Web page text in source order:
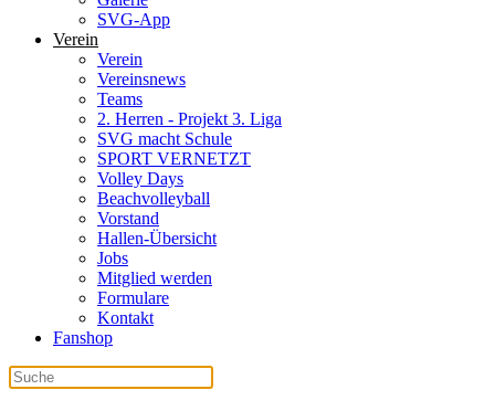
SVG-App
Verein
Verein
Vereinsnews
Teams
2. Herren - Projekt 3. Liga
SVG macht Schule
SPORT VERNETZT
Volley Days
Beachvolleyball
Vorstand
Hallen-Übersicht
Jobs
Mitglied werden
Formulare
Kontakt
Fanshop